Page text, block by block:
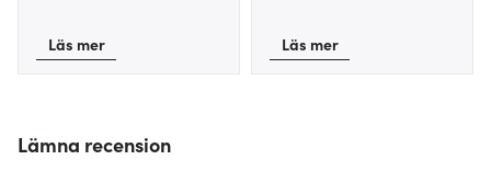
Läs mer Läs mer
Lämna recension